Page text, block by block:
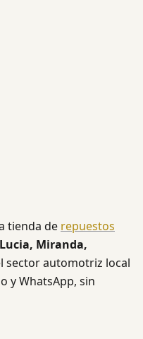
tienda de repuestos
Miranda,
sector automotriz local
y WhatsApp, sin